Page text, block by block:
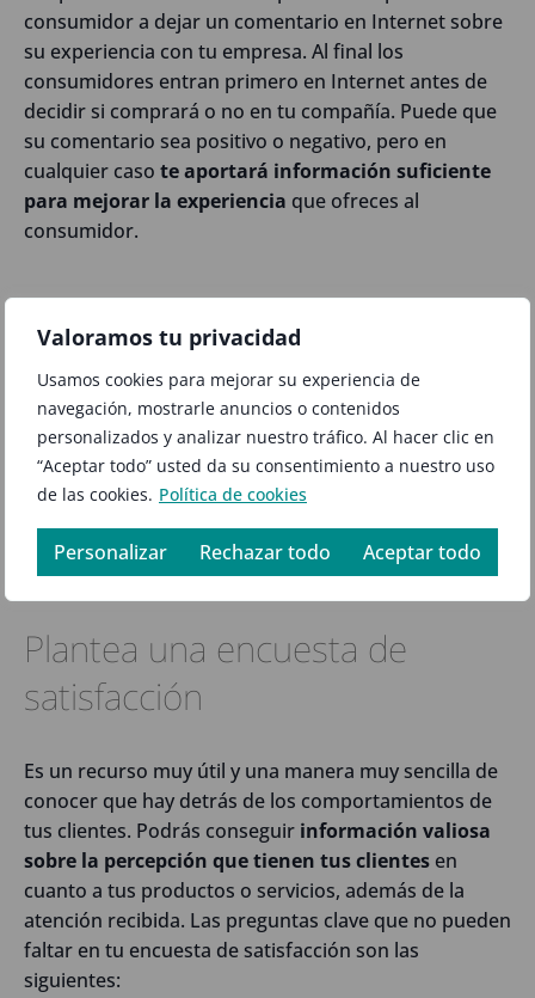
Valoramos tu privacidad
Usamos cookies para mejorar su experiencia de
navegación, mostrarle anuncios o contenidos
personalizados y analizar nuestro tráfico. Al hacer clic en
“Aceptar todo” usted da su consentimiento a nuestro uso
de las cookies. Política de cookies
Personalizar Rechazar todo Aceptar todo
consumidor a dejar un comentario en Internet sobre
su experiencia con tu empresa. Al final los
consumidores entran primero en Internet antes de
decidir si comprará o no en tu compañía. Puede que
su comentario sea positivo o negativo, pero en
cualquier caso te aportará información suficiente
para mejorar la experiencia que ofreces al
consumidor.
Plantea una encuesta de
satisfacción
Es un recurso muy útil y una manera muy sencilla de
conocer que hay detrás de los comportamientos de
tus clientes. Podrás conseguir información valiosa
sobre la percepción que tienen tus clientes en
cuanto a tus productos o servicios, además de la
atención recibida. Las preguntas clave que no pueden
faltar en tu encuesta de satisfacción son las
siguientes: